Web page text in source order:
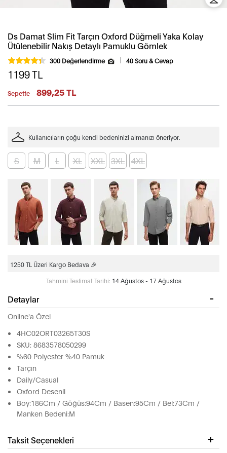
Ds Damat Slim Fit Tarçın Oxford Düğmeli Yaka Kolay
Ütülenebilir Nakış Detaylı Pamuklu Gömlek
300 Değerlendirme 40 Soru & Cevap
1199TL
Sepette 899,25 TL
Kullanıcıların çoğu kendi bedeninizi almanızı öneriyor.
S M L XL XXL 3XL 4XL
1250 TL Üzeri Kargo Bedava 🎉
Tahmini Teslimat Tarihi: 14 Ağustos - 17 Ağustos
Detaylar
Online'a Özel
4HC02ORT03265T30S
SKU: 8683578050299
%60 Polyester %40 Pamuk
Tarçın
Daily/Casual
Oxford Desenli
Boy:186Cm / Göğüs:94Cm / Basen:95Cm / Bel:73Cm /
Manken Bedeni:M
Taksit Seçenekleri